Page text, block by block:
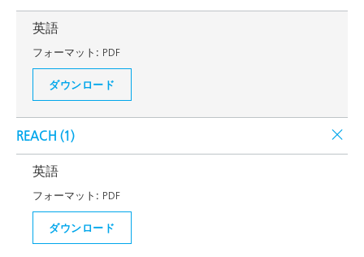
英語
フォーマット: PDF
ダウンロード
REACH (1)
英語
フォーマット: PDF
ダウンロード